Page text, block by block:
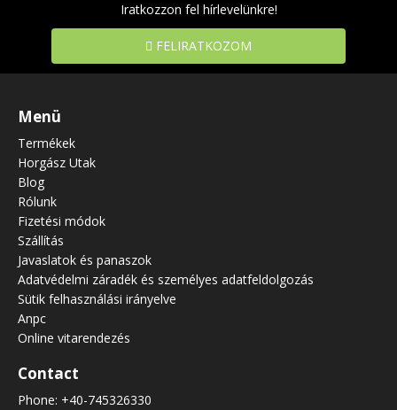
Iratkozzon fel hírlevelünkre!
FELIRATKOZOM
Menü
Termékek
Horgász Utak
Blog
Rólunk
Fizetési módok
Szállítás
Javaslatok és panaszok
Adatvédelmi záradék és személyes adatfeldolgozás
Sütik felhasználási irányelve
Anpc
Online vitarendezés
Contact
Phone: +40-745326330